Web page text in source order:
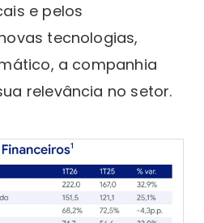
e pelos
tecnologias,
a companhia
relevância no setor.